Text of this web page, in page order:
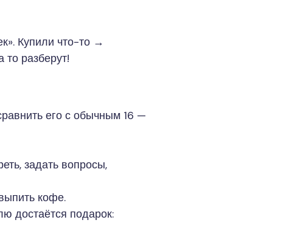
Купили что-то →
разберут!
его с обычным 16 —
задать вопросы,
кофе.
достаётся подарок: